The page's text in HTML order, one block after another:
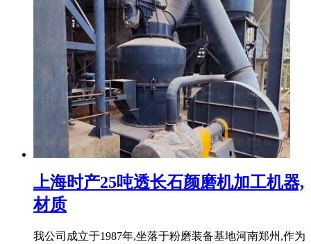
上海时产25吨透长石颜磨机加工机器,
材质
我公司成立于1987年,坐落于粉磨装备基地河南郑州,作为